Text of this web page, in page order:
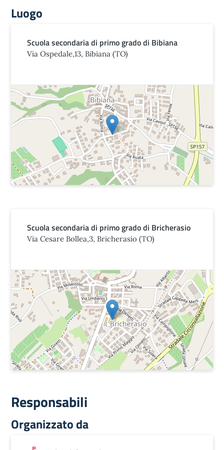
Luogo
Scuola secondaria di primo grado di Bibiana
Via Ospedale,13, Bibiana (TO)
Scuola secondaria di primo grado di Bricherasio
Via Cesare Bollea,3, Bricherasio (TO)
Responsabili
Organizzato da